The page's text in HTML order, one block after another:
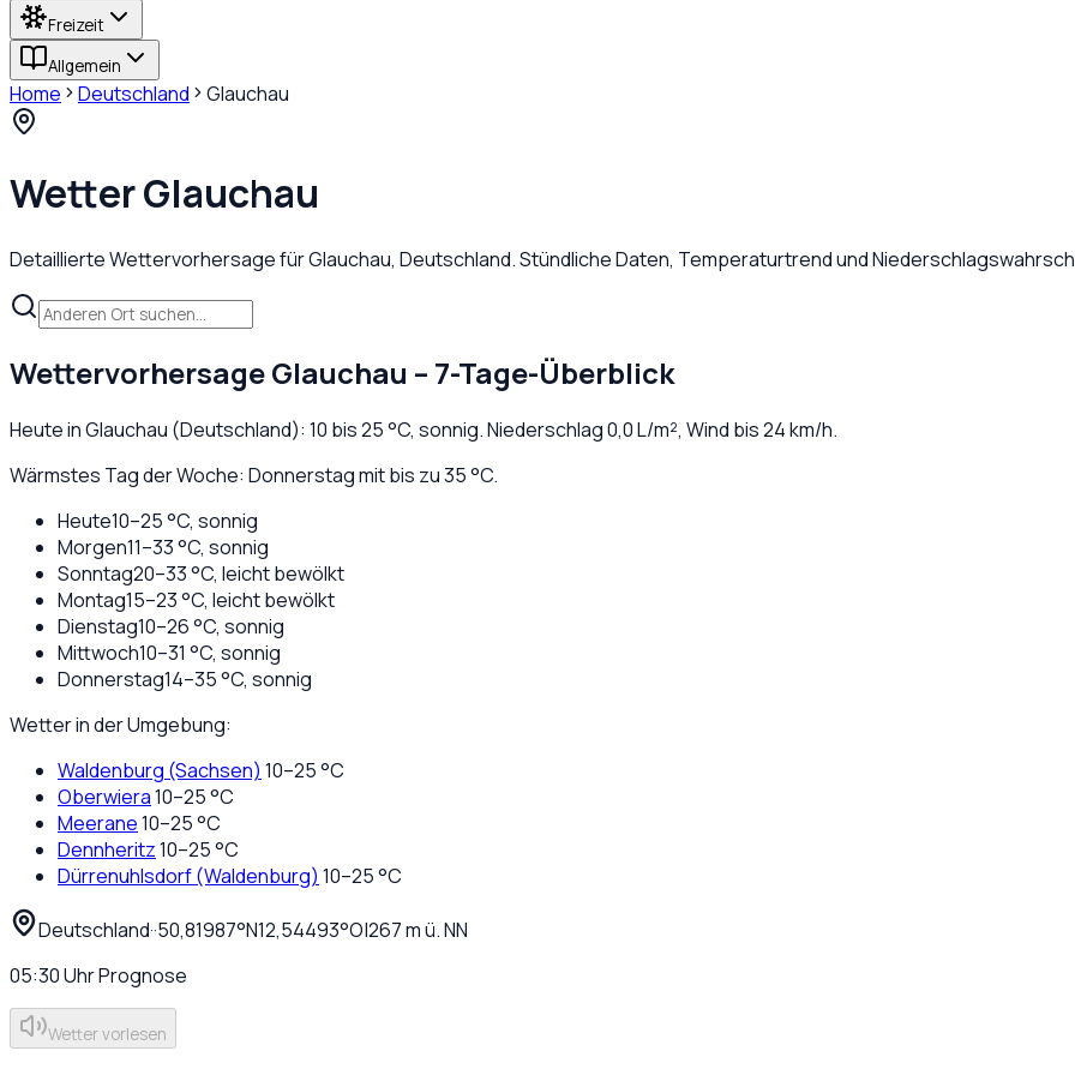
Freizeit
Allgemein
Home Deutschland Glauchau
WetterGlauchau
Detaillierte Wettervorhersage fürGlauchau, Deutschland. Stündliche Daten, Temperaturtrend und
WettervorhersageGlauchau – 7-Tage-Überblick
Heute inGlauchau (Deutschland): 10 bis25°C, sonnig. Niederschlag0,0L/m², Wind bis24km/h.
Wärmstes Tag der Woche: Donnerstag mit bis zu 35 °C.
Heute10–25°C, sonnig
Morgen11–33°C, sonnig
Sonntag20–33°C, leicht bewölkt
Montag15–23°C, leicht bewölkt
Dienstag10–26°C, sonnig
Mittwoch10–31 °C, sonnig
Donnerstag14–35°C, sonnig
Wetter in der Umgebung:
Waldenburg (Sachsen) 10–25°C
Oberwiera10–25°C
Meerane10–25°C
Dennheritz10–25°C
Dürrenuhlsdorf (Waldenburg) 10–25°C
Deutschland··50,81987°N12,54493°O|267m ü. NN
05:30UhrPrognose
Wetter vorlesen